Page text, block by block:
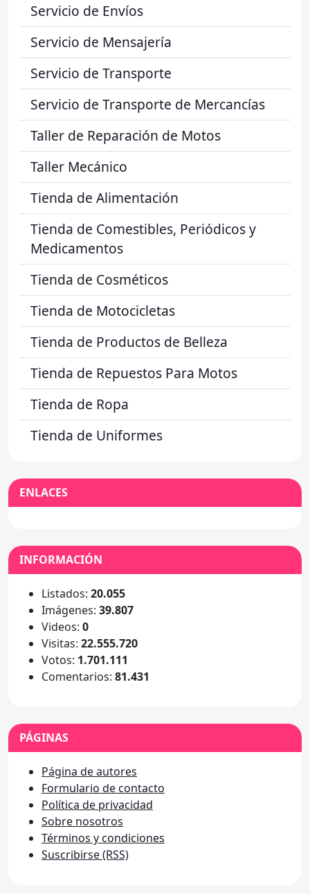
Servicio de Envíos
Servicio de Mensajería
Servicio de Transporte
Servicio de Transporte de Mercancías
Taller de Reparación de Motos
Taller Mecánico
Tienda de Alimentación
Tienda de Comestibles, Periódicos y
Medicamentos
Tienda de Cosméticos
Tienda de Motocicletas
Tienda de Productos de Belleza
Tienda de Repuestos Para Motos
Tienda de Ropa
Tienda de Uniformes
ENLACES
INFORMACIÓN
Listados: 20.055
Imágenes: 39.807
Videos: 0
Visitas: 22.555.720
Votos: 1.701.111
Comentarios: 81.431
PÁGINAS
Página de autores
Formulario de contacto
Política de privacidad
Sobre nosotros
Términos y condiciones
Suscribirse (RSS)